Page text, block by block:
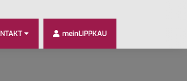
meinLIPPKAU